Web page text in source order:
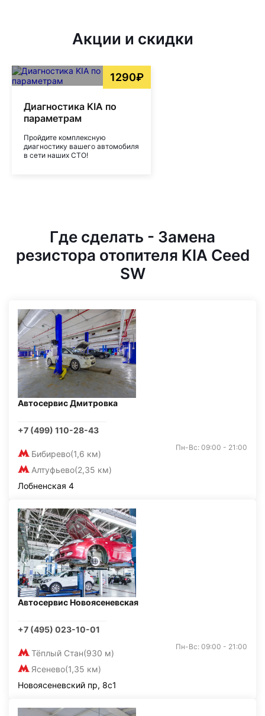
Акции и скидки
1290₽
Диагностика KIA по
параметрам
Пройдите комплексную
диагностику вашего автомобиля
в сети наших СТО!
Где сделать - Замена
резистора отопителя KIA Ceed
SW
Автосервис Дмитровка
+7 (499) 110-28-43
Бибирево(1,6 км)
Алтуфьево(2,35 км)
Пн-Вс: 09:00 - 21:00
Лобненская 4
Автосервис Новоясеневская
+7 (495) 023-10-01
Тёплый Стан(930 м)
Ясенево(1,35 км)
Пн-Вс: 09:00 - 21:00
Новоясеневский пр, 8с1